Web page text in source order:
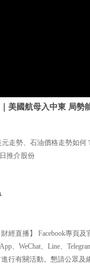
｜美國航母入中東 局
走勢、石油價格走勢如何
推介股份
經直播】 Facebook專頁
、WeChat、Line、
行有關活動。懇請公眾及